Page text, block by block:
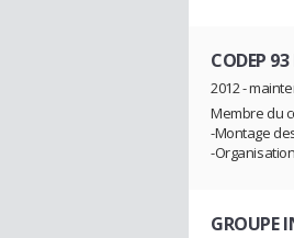
CODEP
2012 -
Membre du
-Montage
-
GROUPE